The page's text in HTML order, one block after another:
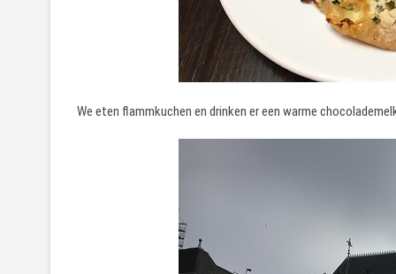
We eten flammkuchen en drinken er een warme